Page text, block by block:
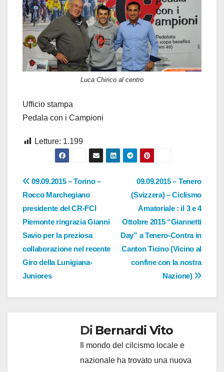
Luca Chirico al centro
Ufficio stampa
Pedala con i Campioni
Letture: 1.199
Navigazione
articoli
09.09.2015 – Tenero
(Svizzera) – Ciclismo
Amatoriale : il 3 e 4
Ottobre 2015 “Giannetti
Day” a Tenero-Contra in
Canton Ticino (Vicino al
confine con la nostra
Nazione)
09.09.2015 – Torino –
Rocco Marchegiano
presidente del CR-FCI
Piemonte ringrazia Gianni
Savio per la preziosa
collaborazione nel recente
Giro della Lunigiana-
Juniores
Di Bernardi Vito
Il mondo del cilcismo locale e
nazionale ha trovato una nuova